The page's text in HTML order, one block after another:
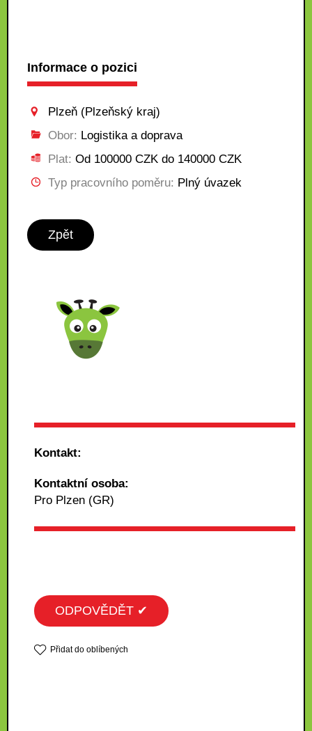
Informace o pozici
Plzeň (Plzeňský kraj)
Obor: Logistika a doprava
Plat: Od 100000 CZK do 140000 CZK
Typ pracovního poměru: Plný úvazek
Zpět
Kontakt:
Kontaktní osoba:
Pro Plzen (GR)
ODPOVĚDĚT ✔
Přidat do oblíbených